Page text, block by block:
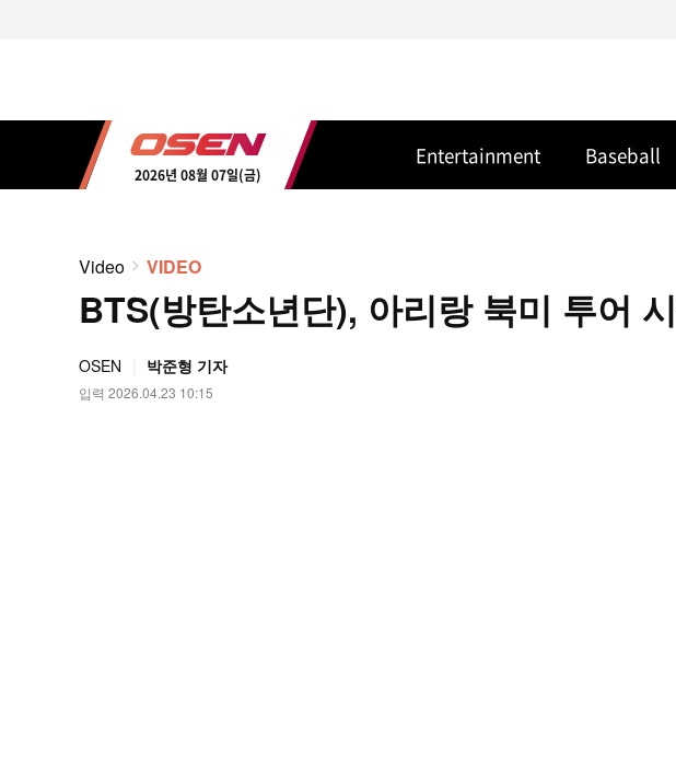
2026년 08월 07일(금)
Entertainment Baseball
Video VIDEO
BTS(방탄소년단), 아리랑 북미 투어
OSEN 박준형 기자
입력 2026.04.23 10:15